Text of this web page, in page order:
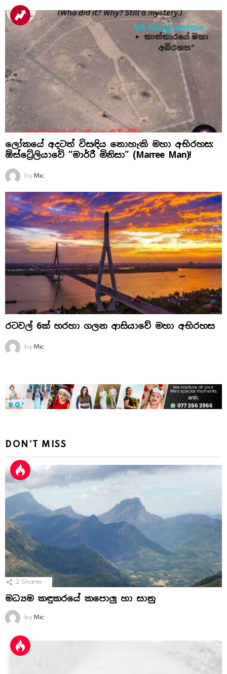
ලෝකයේ අදටත් විසඳිය නොහැකි මහා අභිරහස:
ඕස්ට්‍රේලියාවේ “මාර්රී මිනිසා” (Marree Man)!
by Mic
රටවල් 6ක් හරහා ගලන ආසියාවේ මහා අභිරහස
by Mic
DON'T MISS
2 Shares
මධ්‍යම කඳුකරයේ කපොලු හා සානු
by Mic